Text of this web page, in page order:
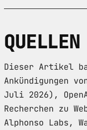
Dieser Artikel
Ankündigungen
Juli 2026),
Recherchen zu
Alphonso Labs,